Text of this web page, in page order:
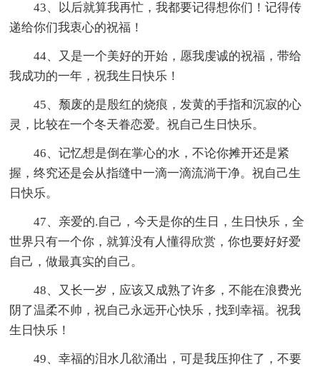
43、以后就算我再忙，我都要记得想你们！记得传
递给你们我衷心的祝福！
44、又是一个美好的开始，愿我虔诚的祝福，带给
我成功的一年，祝我生日快乐！
45、颓废的是殷红的烧痕，发黄的手指和沉寂的心
灵，比较在一个冬天眷恋爱。祝自己生日快乐。
46、记忆想是倒在掌心的水，不论你摊开还是紧
握，终究还是会从指缝中一滴一滴流淌干净。祝自己生
日快乐。
47、亲爱的.自己，今天是你的生日，生日快乐，全
世界只有一个你，就算没有人懂得欣赏，你也要好好爱
自己，做最真实的自己。
48、又长一岁，应该又成熟了许多，不能在浪费光
阴了温柔不帅，祝自己永远开心快乐，找到幸福。祝我
生日快乐！
49、幸福的泪水几欲涌出，可是我压抑住了，不要